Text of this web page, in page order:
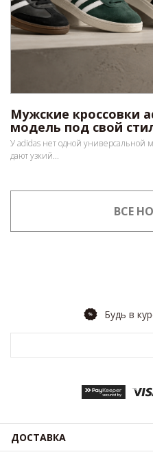
Мужские кроссовки
модель под свой
У adidas нет одной универсальной
дают узкий...
ВСЕ
Будь в
ДОСТАВКА